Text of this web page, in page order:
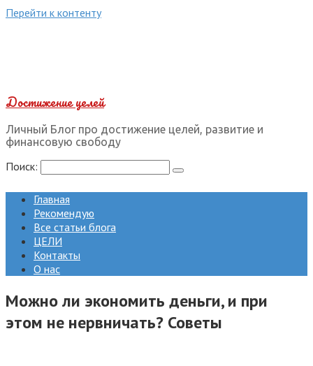
Перейти к контенту
Достижение целей
Личный Блог про достижение целей, развитие и
финансовую свободу
Поиск:
Главная
Рекомендую
Все статьи блога
ЦЕЛИ
Контакты
О нас
Можно ли экономить деньги, и при
этом не нервничать? Советы